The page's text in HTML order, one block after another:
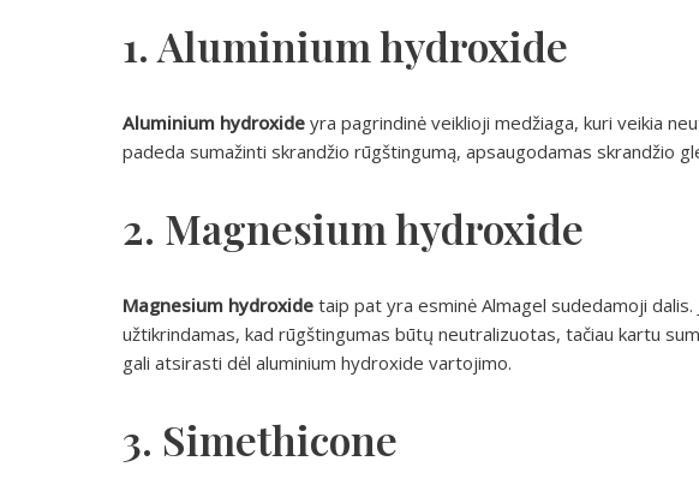
1. Aluminium hydroxide
Aluminium hydroxide yra pagrindinė veiklioji medžiaga, kuri veikia
padeda sumažinti skrandžio rūgštingumą, apsaugodamas skrandžio
2. Magnesium hydroxide
Magnesium hydroxide taip pat yra esminė Almagel sudedamoji
užtikrindamas, kad rūgštingumas būtų neutralizuotas, tačiau kartu
gali atsirasti dėl aluminium hydroxide vartojimo.
3. Simethicone